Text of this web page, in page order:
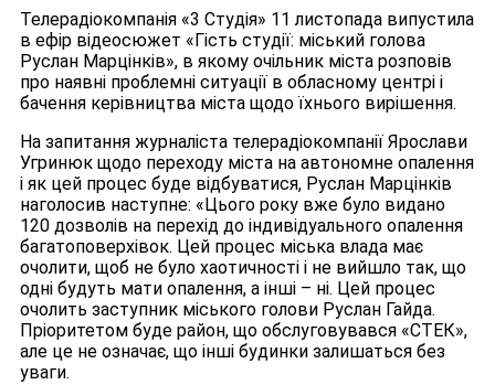
Телерадіокомпанія «3 Студія» 11 листопада випустила
в ефір відеосюжет «Гість студії: міський голова
Руслан Марцінків», в якому очільник міста розповів
про наявні проблемні ситуації в обласному центрі і
бачення керівництва міста щодо їхнього вирішення.
На запитання журналіста телерадіокомпанії Ярослави
Угринюк щодо переходу міста на автономне опалення
і як цей процес буде відбуватися, Руслан Марцінків
наголосив наступне: «Цього року вже було видано
120 дозволів на перехід до індивідуального опалення
багатоповерхівок. Цей процес міська влада має
очолити, щоб не було хаотичності і не вийшло так, що
одні будуть мати опалення, а інші – ні. Цей процес
очолить заступник міського голови Руслан Гайда.
Пріоритетом буде район, що обслуговувався «СТЕК»,
але це не означає, що інші будинки залишаться без
уваги.